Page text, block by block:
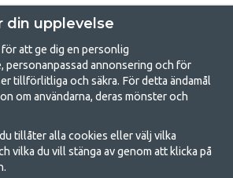
- Din butik för camping
och uteliv
vara en livsstil eller ett sätt att samla familjen
Oavsett vilken kategori du tillhör hittar du
din upplevelse
att ge dig en personlig
personanpassad annonsering och för
tillförlitliga och säkra. För detta ändamål
om användarna, deras mönster och
tillåter alla cookies eller välj vilka
vilka du vill stänga av genom att klicka på